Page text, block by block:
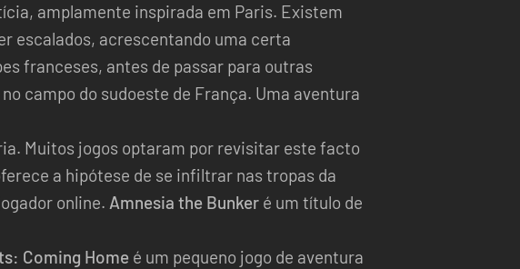
amplamente inspirada em Paris. Existem
escalados, acrescentando uma certa
franceses, antes de passar para outras
campo do sudoeste de França. Uma aventura
Muitos jogos optaram por revisitar este facto
a hipótese de se infiltrar nas tropas da
online. Amnesia the Bunker é um título de
Coming Home é um pequeno jogo de aventura